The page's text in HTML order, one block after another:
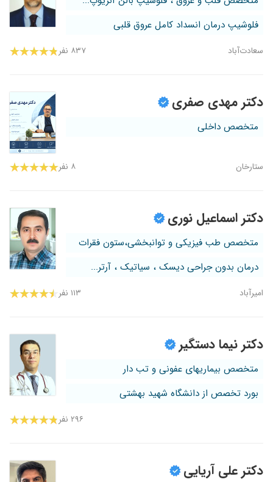
فلوشیپ درمان انسداد کامل عروق قلبی
سعادت‌آباد ۸۳۷ نفر
دکتر مهدی صفری
متخصص داخلی
ستارخان ۸ نفر
دکتر اسماعیل نوری
متخصص طب فیزیکی و توانبخشی،ستون فقرات
درمان بدون جراحی دیسک ، سیاتیک ، آرتر...
امیرآباد ۱۱۳ نفر
دکتر نیما دستگیر
متخصص بیماریهای عفونی و تب دار
بورد تخصص از دانشگاه شهید بهشتی
۲۹۶ نفر
دکتر علی آریایی